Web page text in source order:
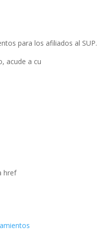
para los afiliados al SUP.
acude a cu
href